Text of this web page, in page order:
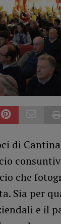
di
che
Sia per
e il